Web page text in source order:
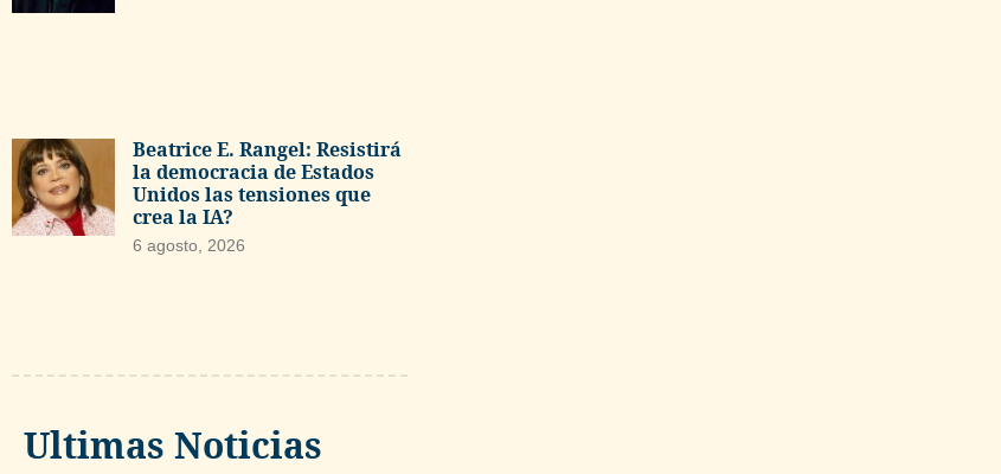
Beatrice E. Rangel: Resistirá
la democracia de Estados
Unidos las tensiones que
crea la IA?
6 agosto, 2026
Ultimas Noticias